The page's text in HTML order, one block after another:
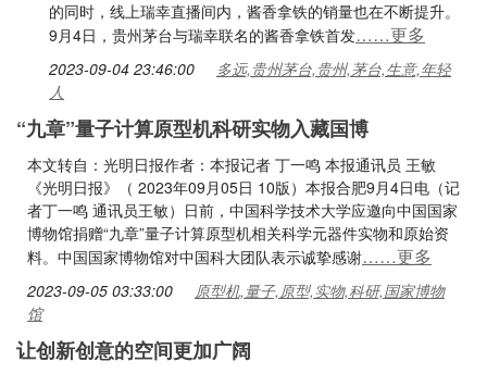
的同时，线上瑞幸直播间内，酱香拿铁的销量也在不断提升。
9月4日，贵州茅台与瑞幸联名的酱香拿铁首发……更多
2023-09-04 23:46:00
多远,贵州茅台,贵州,茅台,生意,年轻
人
“九章”量子计算原型机科研实物入藏国博
本文转自：光明日报作者：本报记者 丁一鸣 本报通讯员 王敏
《光明日报》（ 2023年09月05日 10版）本报合肥9月4日电（记
者丁一鸣 通讯员王敏）日前，中国科学技术大学应邀向中国国家
博物馆捐赠“九章”量子计算原型机相关科学元器件实物和原始资
料。中国国家博物馆对中国科大团队表示诚挚感谢……更多
2023-09-05 03:33:00
原型机,量子,原型,实物,科研,国家博物
馆
让创新创意的空间更加广阔